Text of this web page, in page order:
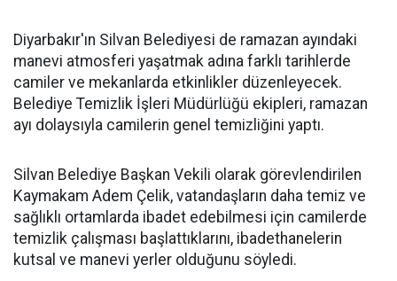
Diyarbakır'ın Silvan Belediyesi de ramazan ayındaki
manevi atmosferi yaşatmak adına farklı tarihlerde
camiler ve mekanlarda etkinlikler düzenleyecek.
Belediye Temizlik İşleri Müdürlüğü ekipleri, ramazan
ayı dolaysıyla camilerin genel temizliğini yaptı.
Silvan Belediye Başkan Vekili olarak görevlendirilen
Kaymakam Adem Çelik, vatandaşların daha temiz ve
sağlıklı ortamlarda ibadet edebilmesi için camilerde
temizlik çalışması başlattıklarını, ibadethanelerin
kutsal ve manevi yerler olduğunu söyledi.